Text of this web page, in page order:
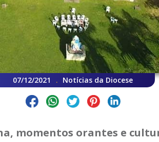
07/12/2021 . Notícias da Diocese
momentos orantes e